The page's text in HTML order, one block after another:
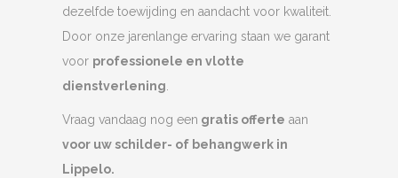
dezelfde toewijding en aandacht voor kwaliteit.
Door onze jarenlange ervaring staan we garant
voor professionele en vlotte
dienstverlening.
Vraag vandaag nog een gratis offerte aan
voor uw schilder- of behangwerk in
Lippelo.